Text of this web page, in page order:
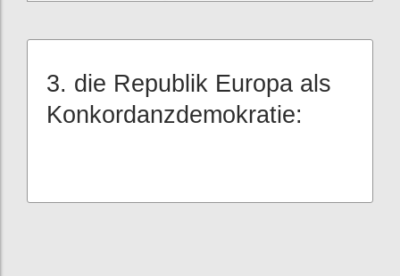
3. die Republik Europa als
Konkordanzdemokratie: